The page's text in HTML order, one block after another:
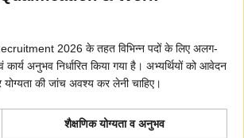
2026 के तहत विभिन्न पदों के लिए अलग-
अनुभव निर्धारित किया गया है। अभ्यर्थियों को आवेदन
की जांच अवश्य कर लेनी चाहिए।
शैक्षणिक योग्यता व अनुभव